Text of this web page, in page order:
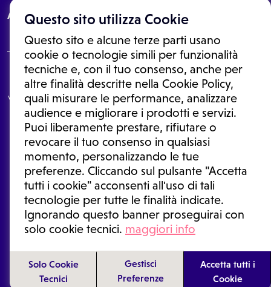
Questo sito utilizza Cookie
Questo sito e alcune terze parti usano
cookie o tecnologie simili per funzionalità
tecniche e, con il tuo consenso, anche per
altre finalità descritte nella Cookie Policy,
quali misurare le performance, analizzare
audience e migliorare i prodotti e servizi.
Puoi liberamente prestare, rifiutare o
revocare il tuo consenso in qualsiasi
momento, personalizzando le tue
preferenze. Cliccando sul pulsante "Accetta
tutti i cookie" acconsenti all'uso di tali
tecnologie per tutte le finalità indicate.
Ignorando questo banner proseguirai con
solo cookie tecnici. maggiori info
Solo Cookie
Tecnici
Gestisci
Preferenze
Accetta tutti i
Cookie
About
Le informazioni proposte in questo sito non sono un consulto medico.
In nessun caso, queste informazioni sostituiscono un consulto, una
visita o una diagnosi formulata dal medico. Non si devono considerare
le informazioni disponibili come suggerimenti per la formulazione di
una diagnosi, la determinazione di un trattamento o l'assunzione o
sospensione di un farmaco senza prima consultare un medico di
medicina generale o uno specialista.
Condizioni di utilizzo|Privacy Policy |Gestione cookie
Ⓒ 2026 | Tutti i diritti riservati.